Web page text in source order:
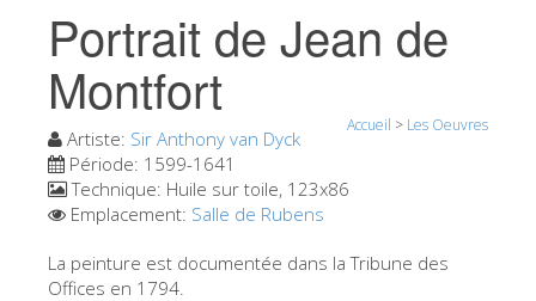
Événements et expositions
L' avis des visiteurs
Explorer la Galerie
Réserver
Visite virtuelle
Portrait de Jean de
Montfort
Accueil > Les Oeuvres
Artiste: Sir Anthony van Dyck
Période: 1599-1641
Technique: Huile sur toile, 123x86
Emplacement: Salle de Rubens
La peinture est documentée dans la Tribune des
Offices en 1794.